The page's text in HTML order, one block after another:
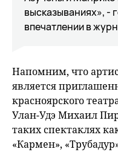
высказываниях», -
впечатлении в
Напомним, что
является
красноярского
Улан-Удэ Михаил
таких спектаклях
«Кармен»,